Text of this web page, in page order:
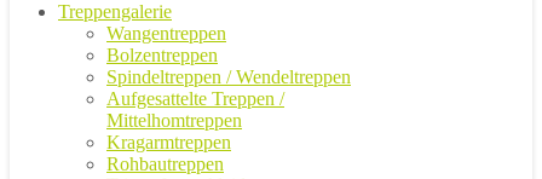
Treppengalerie
Wangentreppen
Bolzentreppen
Spindeltreppen / Wendeltreppen
Aufgesattelte Treppen /
Mittelhomtreppen
Kragarmtreppen
Rohbautreppen